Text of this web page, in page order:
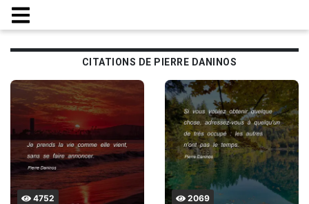
CITATIONS DE PIERRE DANINOS
4752 2069